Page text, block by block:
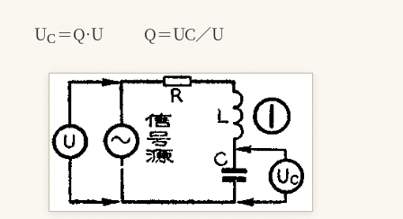
U ＝Q·U         Q＝UC／U